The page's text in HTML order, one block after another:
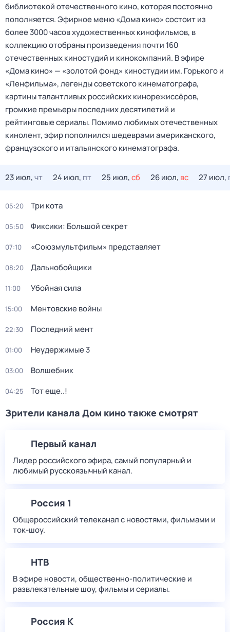
библиотекой отечественного кино, которая постоянно
пополняется. Эфирное меню «Дома кино» состоит из
более 3000 часов художественных кинофильмов, в
коллекцию отобраны произведения почти 160
отечественных киностудий и кинокомпаний. В эфире
«Дома кино» — «золотой фонд» киностудии им. Горького и
«Ленфильма», легенды советского кинематографа,
картины талантливых российских кинорежиссёров,
громкие премьеры последних десятилетий и
рейтинговые сериалы. Помимо любимых отечественных
кинолент, эфир пополнился шедеврами американского,
французского и итальянского кинематографа.
23 июл,чт 24 июл, пт 25 июл,сб 26 июл, вс 27 июл,
05:20 Три кота
05:50 Фиксики: Большой секрет
07:10 «Союзмультфильм» представляет
08:20 Дальнобойщики
11:00 Убойная сила
15:00 Ментовские войны
22:30 Последний мент
01:00 Неудержимые 3
03:00 Волшебник
04:25 Тот еще..!
Зрители канала Дом кино также смотрят
Первый канал
Лидер российского эфира, самый популярный и
любимый русскоязычный канал.
Россия 1
Общероссийский телеканал с новостями, фильмами и
ток-шоу.
НТВ
В эфире новости, общественно-политические и
развлекательные шоу, фильмы и сериалы.
Россия К